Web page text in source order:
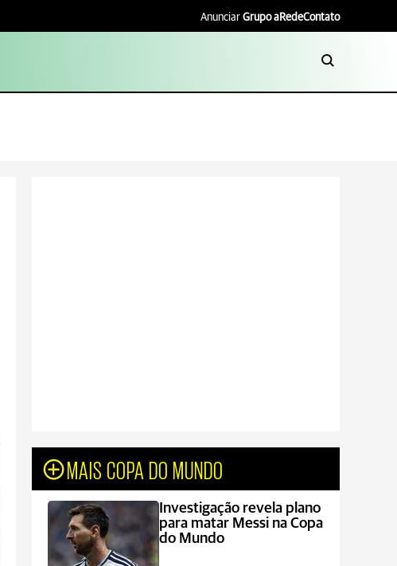
Anunciar Grupo aRedeContato
MAIS COPA DO MUNDO
Investigação revela plano
para matar Messi na Copa
do Mundo